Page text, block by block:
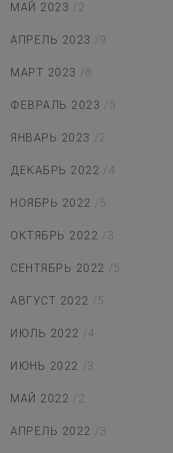
МАЙ 2023 /2
АПРЕЛЬ 2023 /9
МАРТ 2023 /8
ФЕВРАЛЬ 2023 /5
ЯНВАРЬ 2023 /2
ДЕКАБРЬ 2022 /4
НОЯБРЬ 2022 /5
ОКТЯБРЬ 2022 /3
СЕНТЯБРЬ 2022 /5
АВГУСТ 2022 /5
ИЮЛЬ 2022 /4
ИЮНЬ 2022 /3
МАЙ 2022 /2
АПРЕЛЬ 2022 /3